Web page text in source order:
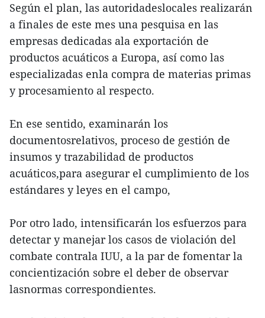
Según el plan, las autoridadeslocales realizarán
a finales de este mes una pesquisa en las
empresas dedicadas ala exportación de
productos acuáticos a Europa, así como las
especializadas enla compra de materias primas
y procesamiento al respecto.
En ese sentido, examinarán los
documentosrelativos, proceso de gestión de
insumos y trazabilidad de productos
acuáticos,para asegurar el cumplimiento de los
estándares y leyes en el campo,
Por otro lado, intensificarán los esfuerzos para
detectar y manejar los casos de violación del
combate contrala IUU, a la par de fomentar la
concientización sobre el deber de observar
lasnormas correspondientes.